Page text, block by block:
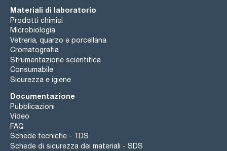
Materiali di laboratorio
Prodotti chimici
Microbiologia
Vetreria, quarzo e porcellana
Cromatografia
Strumentazione scientifica
Consumabile
Sicurezza e igiene
Documentazione
Pubblicazioni
Video
FAQ
Schede tecniche - TDS
Schede di sicurezza dei materiali - SDS